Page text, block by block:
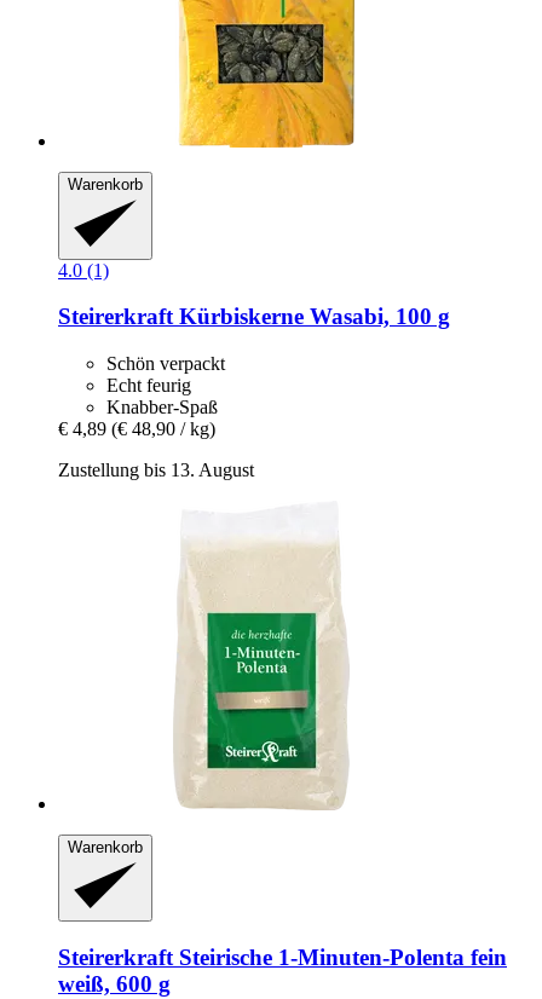
Warenkorb
4.0 (1)
SteirerkraftKürbiskerne Wasabi, 100 g
Schön verpackt
Echt feurig
Knabber-Spaß
€ 4,89 (€ 48,90 / kg)
Zustellung bis 13. August
Warenkorb
SteirerkraftSteirische 1-​Minuten-​Polenta fein
weiß, 600 g